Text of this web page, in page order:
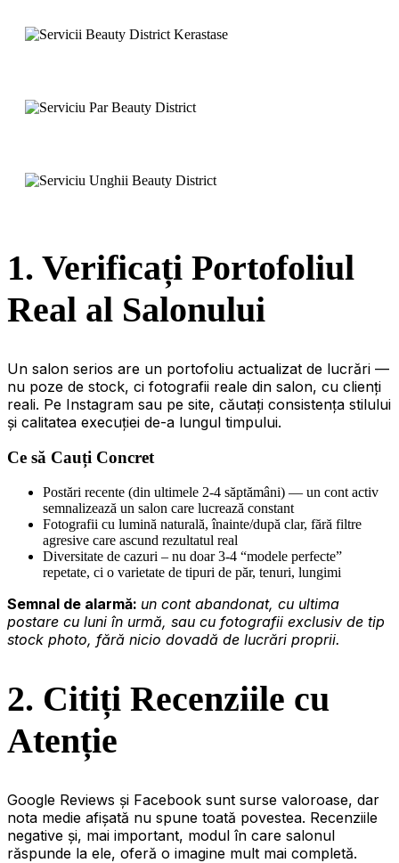
1. Verificați Portofoliul
Real al Salonului
Un salon serios are un portofoliu actualizat de lucrări —
nu poze de stock, ci fotografii reale din salon, cu clienți
reali. Pe Instagram sau pe site, căutați consistența stilului
și calitatea execuției de-a lungul timpului.
Ce să Cauți Concret
Postări recente (din ultimele 2-4 săptămâni) — un cont activ
semnalizează un salon care lucrează constant
Fotografii cu lumină naturală, înainte/după clar, fără filtre
agresive care ascund rezultatul real
Diversitate de cazuri – nu doar 3-4 “modele perfecte”
repetate, ci o varietate de tipuri de păr, tenuri, lungimi
Semnal de alarmă: un cont abandonat, cu ultima
postare cu luni în urmă, sau cu fotografii exclusiv de tip
stock photo, fără nicio dovadă de lucrări proprii.
2. Citiți Recenziile cu
Atenție
Google Reviews și Facebook sunt surse valoroase, dar
nota medie afișată nu spune toată povestea. Recenziile
negative și, mai important, modul în care salonul
răspunde la ele, oferă o imagine mult mai completă.